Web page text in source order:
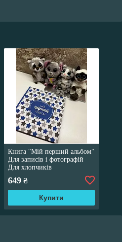
Книга "Мій перший альбом"
Для записів і фотографій
Для хлопчиків
649₴
Купити